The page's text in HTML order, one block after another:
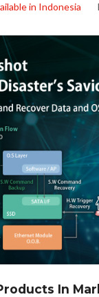
in Indonesia
In